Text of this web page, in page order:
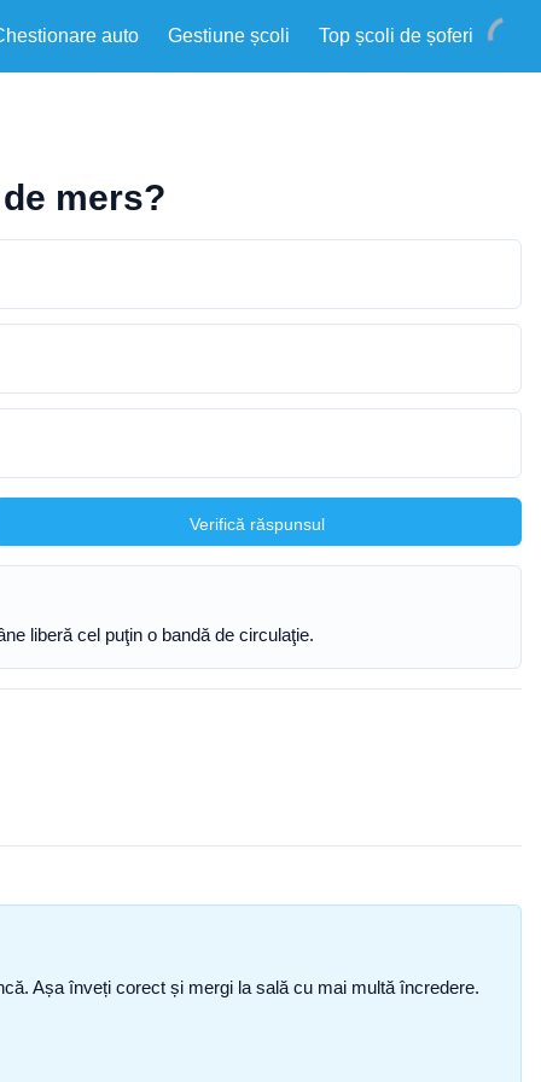
auto Gestiune școli Top școli de șoferi
mers?
Verifică răspunsul
liberă cel puţin o bandă de circulaţie.
Așa înveți corect și mergi la sală cu mai multă încredere.